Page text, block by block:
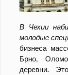
В Чехии
молодые
бизнеса
Брно,
деревни.